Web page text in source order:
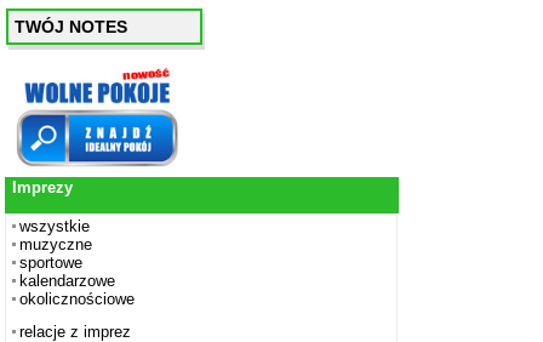
TWÓJ NOTES
Imprezy
wszystkie
muzyczne
sportowe
kalendarzowe
okolicznościowe
relacje z imprez